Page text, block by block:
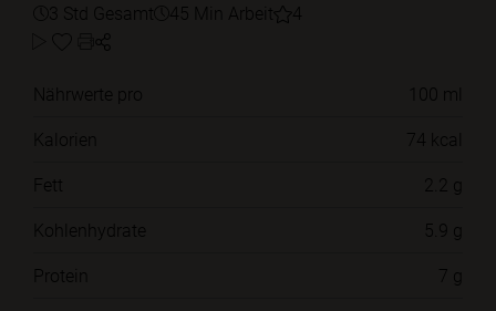
3 Std Gesamt 45 Min Arbeit 4
Nährwerte pro
100 ml
Kalorien
74 kcal
Fett
2.2 g
Kohlenhydrate
5.9 g
Protein
7 g